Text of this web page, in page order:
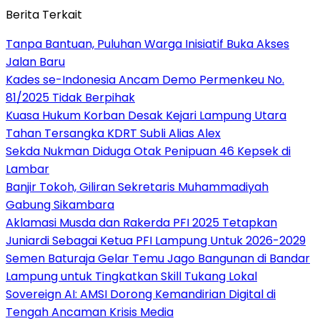
Berita Terkait
Tanpa Bantuan, Puluhan Warga Inisiatif Buka Akses
Jalan Baru
Kades se-Indonesia Ancam Demo Permenkeu No.
81/2025 Tidak Berpihak
Kuasa Hukum Korban Desak Kejari Lampung Utara
Tahan Tersangka KDRT Subli Alias Alex
Sekda Nukman Diduga Otak Penipuan 46 Kepsek di
Lambar
Banjir Tokoh, Giliran Sekretaris Muhammadiyah
Gabung Sikambara
Aklamasi Musda dan Rakerda PFI 2025 Tetapkan
Juniardi Sebagai Ketua PFI Lampung Untuk 2026-2029
Semen Baturaja Gelar Temu Jago Bangunan di Bandar
Lampung untuk Tingkatkan Skill Tukang Lokal
Sovereign AI: AMSI Dorong Kemandirian Digital di
Tengah Ancaman Krisis Media